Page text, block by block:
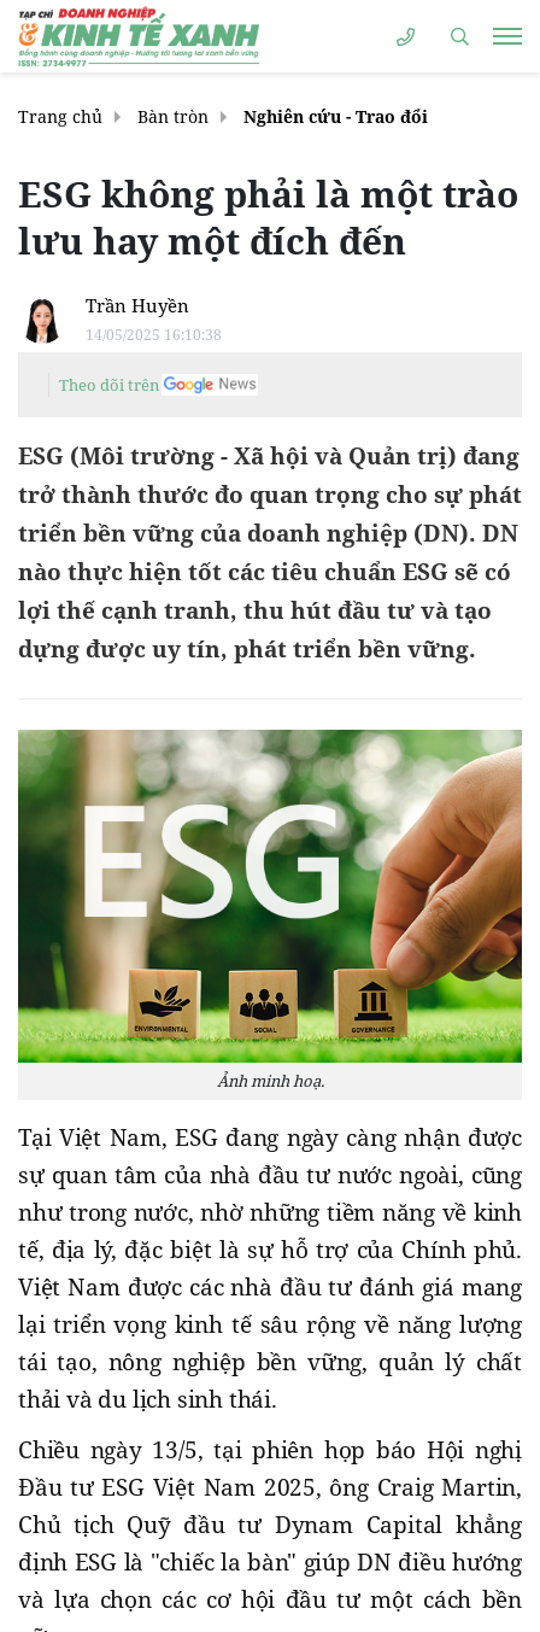
Trang chủ Bàn tròn Nghiên cứu - Trao đổi
ESG không phải là một trào
lưu hay một đích đến
Trần Huyền
14/05/2025 16:10:38
Theo dõi trên
ESG (Môi trường - Xã hội và Quản trị) đang
trở thành thước đo quan trọng cho sự phát
triển bền vững của doanh nghiệp (DN). DN
nào thực hiện tốt các tiêu chuẩn ESG sẽ có
lợi thế cạnh tranh, thu hút đầu tư và tạo
dựng được uy tín, phát triển bền vững.
Ảnh minh hoạ.
Tại Việt Nam, ESG đang ngày càng nhận được
sự quan tâm của nhà đầu tư nước ngoài, cũng
như trong nước, nhờ những tiềm năng về kinh
tế, địa lý, đặc biệt là sự hỗ trợ của Chính phủ.
Việt Nam được các nhà đầu tư đánh giá mang
lại triển vọng kinh tế sâu rộng về năng lượng
tái tạo, nông nghiệp bền vững, quản lý chất
thải và du lịch sinh thái.
Chiều ngày 13/5, tại phiên họp báo Hội nghị
Đầu tư ESG Việt Nam 2025, ông Craig Martin,
Chủ tịch Quỹ đầu tư Dynam Capital khẳng
định ESG là "chiếc la bàn" giúp DN điều hướng
và lựa chọn các cơ hội đầu tư một cách bền